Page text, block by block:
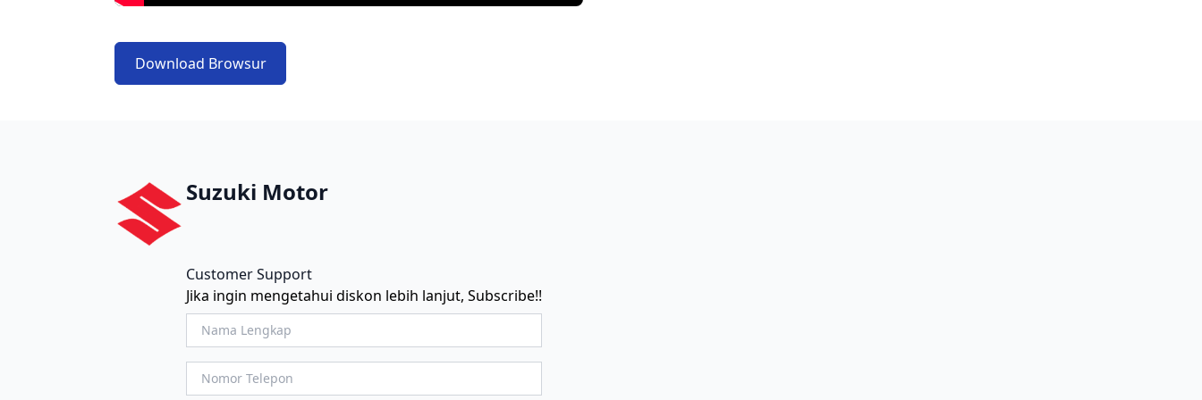
Download Browsur
Suzuki Motor
Customer Support
Jika ingin mengetahui diskon lebih lanjut, Subscribe!!